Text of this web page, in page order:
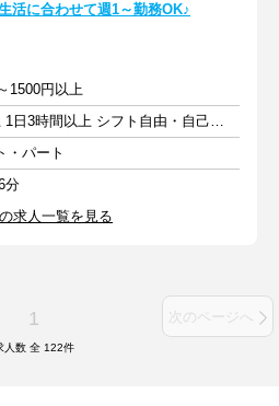
活に合わせて週1～勤務OK♪
1500円以上
週1日以上 1日3時間以上 シフト自由・自己申告
・パート
分
求人一覧を見る
1 次のページへ
人数 全 122件